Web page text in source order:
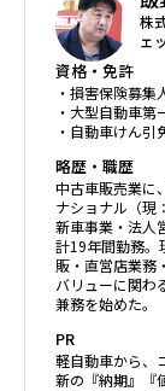
株
ェ
資格・免許
・損害保険募集
・大型自動車第
・自動車けん引
略歴・職歴
中古車販売業に
ナショナル（現
新車事業・法人
計19年間勤務。
販・直営店業務
バリューに関わ
兼務を始めた。
PR
軽自動車から、
新の『納期』『